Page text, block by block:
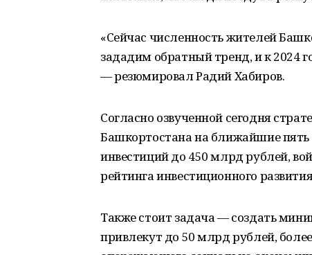
«Сейчас численность жителей
зададим обратный тренд, и к 2024
— резюмировал Радий Хабиров.
Согласно озвученной сегодня
Башкортостана на ближайшие
инвестиций до 450 млрд рублей,
рейтинга инвестиционного
Также стоит задача — создать
привлекут до 50 млрд рублей,